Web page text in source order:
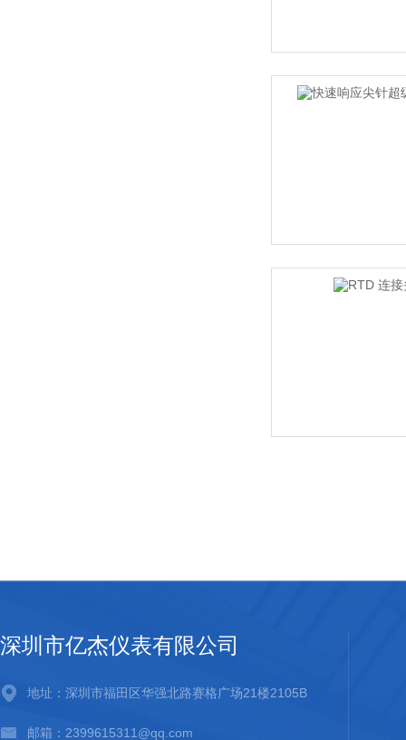
深圳市亿杰仪表有限公司
地址：深圳市福田区华强北路赛格广场21楼2105B
邮箱：2399615311@qq.com